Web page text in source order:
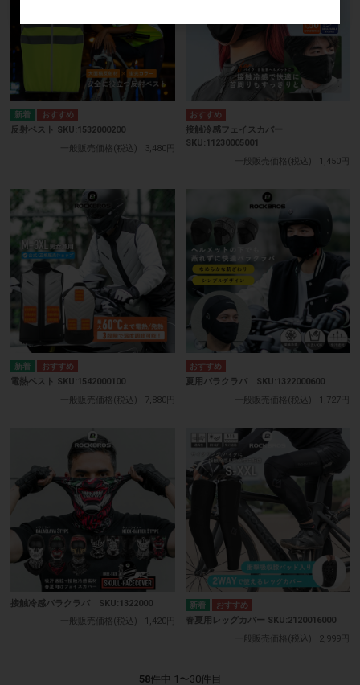
反射ベスト SKU:1532000200
一般販売価格(税込)
3,480円
接触冷感フェイスカバー
SKU:11230005001
一般販売価格(税込)
1,450円
電熱ベスト SKU:1542000100
一般販売価格(税込)
7,880円
夏用バラクラバ SKU:1322000600
一般販売価格(税込)
1,727円
接触冷感バラクラバ SKU:1322000
一般販売価格(税込)
1,420円
春夏用レッグカバー SKU:2120016000
一般販売価格(税込)
2,999円
58件中 1〜30件目